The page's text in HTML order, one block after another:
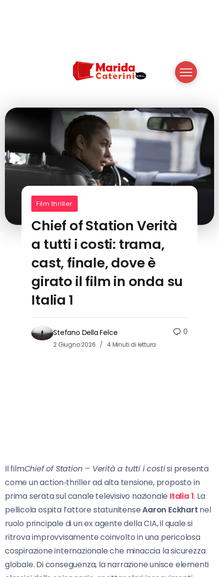
Film thriller
Chief of Station Verità
a tutti i costi: trama,
cast, finale, dove è
girato il film in onda su
Italia 1
Stefano Della Felce
2 Giugno 2026 4 Minuti di lettura
0
Il filmChief of Station – Verità a tutti i costisi presenta
come un action‑thriller ad alta tensione, proposto in
prima serata sul canale televisivo nazionale Italia 1. La
pellicola ospita l’attore statunitenseAaron Eckhart nel
ruolo principale di un ex agente della CIA, il quale si
ritrova improvvisamente coinvolto in una pericolosa
cospirazione internazionale che minaccia la sicurezza
globale. Di conseguenza, la narrazione unisce elementi